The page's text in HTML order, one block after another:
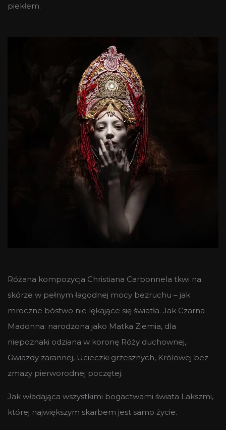
piekłem.
Różana kompozycja Christiana Carbonnela tkwi na
skórze w pełnym łagodnej mocy bezruchu – jak
mroczne bóstwo nie lękające się światła. Jak Czarna
Madonna: narodzona jako Matka Ziemia, dla
niepoznaki odziana w koronę Róży duchownej,
Gwiazdy zarannej, Ucieczki grzesznych, Królowej bez
zmazy pierworodnej poczętej.
Jak władająca wszystkimi bogactwami świata Lakszmi,
której największym skarbem jest samo życie.